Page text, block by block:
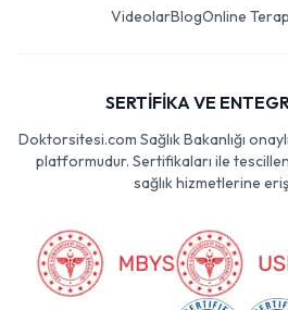
VideolarBlogOnline
SERTİFİKA VE
Doktorsitesi.com Sağlık Bakanlığı
platformudur. Sertifikaları ile
sağlık hizmetlerine